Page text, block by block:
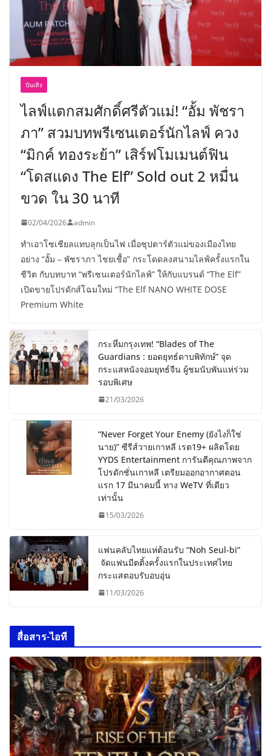
บันเทิง
ไลฟ์แตกสมศักดิ์ศรีตัวแม่! “อั้ม พัชรา
ภา” สวมบทพรีเซนเตอร์นักไลฟ์ ควง
“มิกค์ ทองระย้า” เสิร์ฟโมเมนต์ฟิน
“โดสแดง The Elf” Sold out 2 หมื่น
ขวด ใน 30 นาที
02/04/2026 admin
ทำเอาโซเชียลแทบลุกเป็นไฟ เมื่อซุปตาร์ตัวแม่ของเมืองไทย
อย่าง “อั้ม – พัชราภา ไชยเชื้อ” กระโดดลงสนามไลฟ์ครั้งแรกใน
ชีวิต กับบทบาท “พรีเซนเตอร์นักไลฟ์” ให้กับแบรนด์ “The Elf”
เปิดขายโปรดักส์โฉมใหม่ “The Elf NANO WHITE DOSE
Premium White
กระหึ่มกรุงเทพ! “Blades of The
Guardians : ยอดยุทธ์ดาบพิทักษ์” จุด
กระแสหนังจอมยุทธ์จีน ผู้ชมนับพันแห่ร่วม
รอบพิเศษ
21/03/2026
“Never Forget Your Enemy (ยังไงก็ใช่
นาย)” ซีรีส์วายเกาหลี เรต19+ ผลิตโดย
YYDS Entertainment การันตีคุณภาพจาก
โปรดักชั่นเกาหลี เตรียมออกอากาศตอน
แรก 17 มีนาคมนี้ ทาง WeTV ที่เดียว
เท่านั้น
15/03/2026
แฟนคลับไทยแห่ต้อนรับ “Noh Seul-bi”
จัดแฟนมีตติ้งครั้งแรกในประเทศไทย
กระแสตอบรับอบอุ่น
11/03/2026
สื่อสาร-ไอที